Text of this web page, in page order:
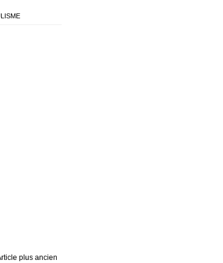
plus ancien